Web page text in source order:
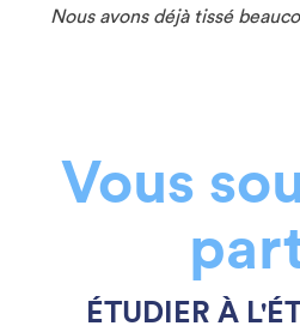
Nous avons déjà tissé
Vous
ÉTUDIER À